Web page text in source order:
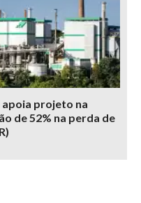
projeto na
de 52% na perda de